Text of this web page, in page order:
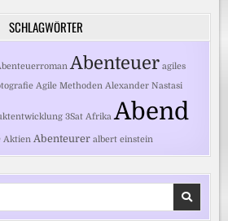
SCHLAGWÖRTER
Abenteuer agiles
Agile Methoden Alexander Nastasi
3Sat Afrika Abend
Aktien Abenteurer albert einstein